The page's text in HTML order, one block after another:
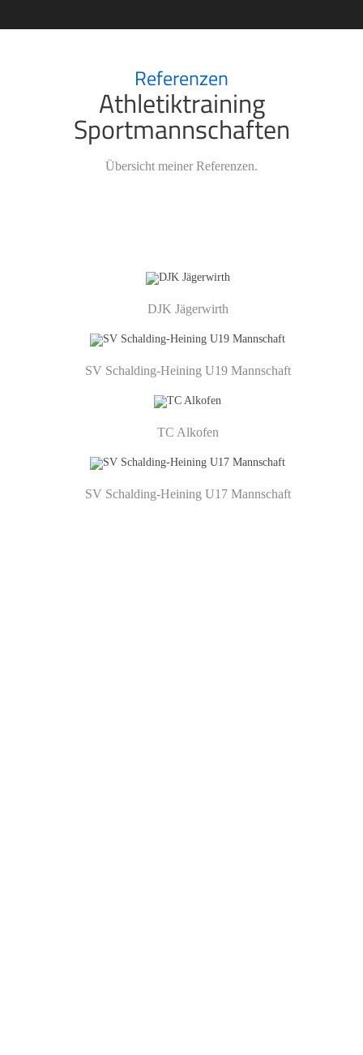
Referenzen
Athletiktraining
Sportmannschaften
Übersicht meiner Referenzen.
DJK Jägerwirth
SV Schalding-Heining U19 Mannschaft
TC Alkofen
SV Schalding-Heining U17 Mannschaft